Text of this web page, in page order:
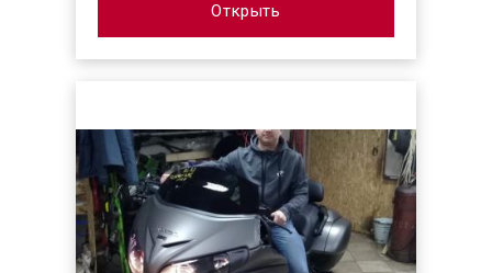
Открыть